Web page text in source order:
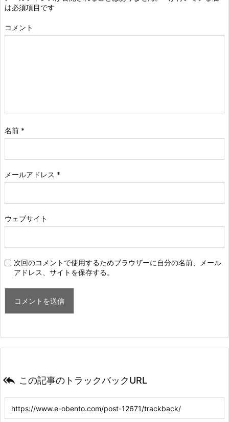
は必須項目です
コメント
名前 *
メールアドレス *
ウェブサイト
次回のコメントで使用するためブラウザーに自分の名前、メール
アドレス、サイトを保存する。
 この記事のトラックバックURL